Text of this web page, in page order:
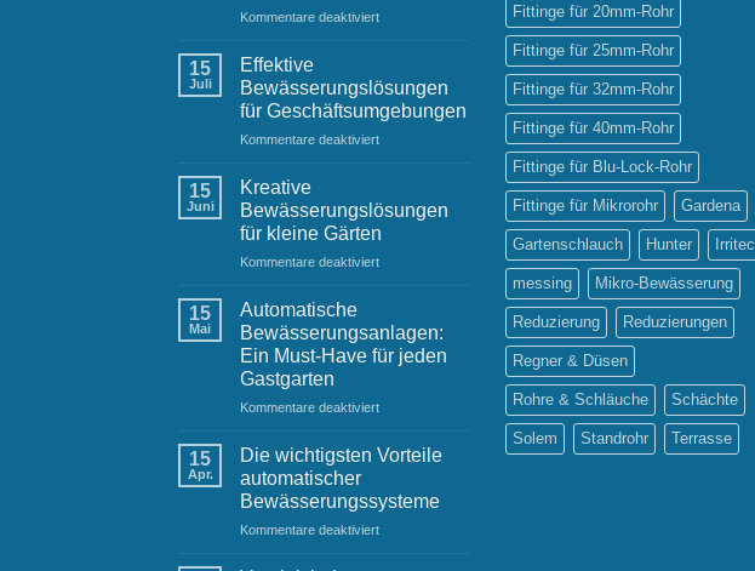
Kommentare deaktiviertfür
Bewässerungssysteme
städtischen
Raum:
Herausforderungen
und
15
Juli
Effektive
Bewässerungslösungen
für Geschäftsumgebungen
Kommentare deaktiviertfür
Bewässerungslösungen
für
Geschäftsumgebungen
15
Juni
Kreative
Bewässerungslösungen
für kleine Gärten
Kommentare deaktiviertfür
Bewässerungslösungen
für
kleine
Gärten
15
Mai
Automatische
Bewässerungsanlagen:
Ein Must-Have für jeden
Gastgarten
Kommentare deaktiviertfür
Bewässerungsanlagen:
Have
für
15
Apr.
Die wichtigsten Vorteile
automatischer
Bewässerungssysteme
Kommentare deaktiviertfür
Fittinge für 20mm-Rohr
Fittinge für 25mm-Rohr
Fittinge für 32mm-Rohr
Fittinge für 40mm-Rohr
Fittinge für Blu-Lock-Rohr
Fittinge für Mikrorohr Gardena
Gartenschlauch Hunter Irritec
messing Mikro-Bewässerung
Reduzierung Reduzierungen
Regner & Düsen
Rohre & Schläuche Schächte
Solem Standrohr Terrasse